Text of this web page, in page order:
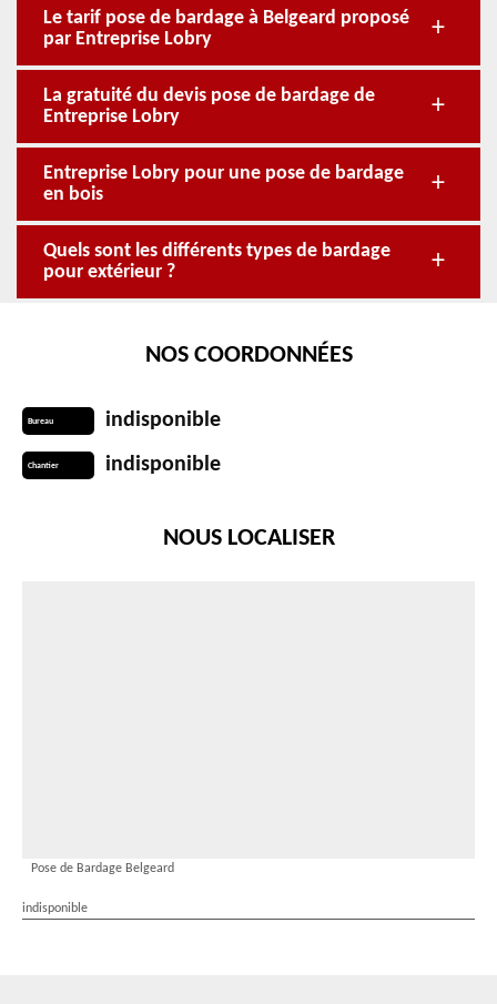
Le tarif pose de bardage à Belgeard proposé
par Entreprise Lobry
La gratuité du devis pose de bardage de
Entreprise Lobry
Entreprise Lobry pour une pose de bardage
en bois
Quels sont les différents types de bardage
pour extérieur ?
NOS COORDONNÉES
Bureau indisponible
Chantier indisponible
NOUS LOCALISER
Pose de Bardage Belgeard
indisponible